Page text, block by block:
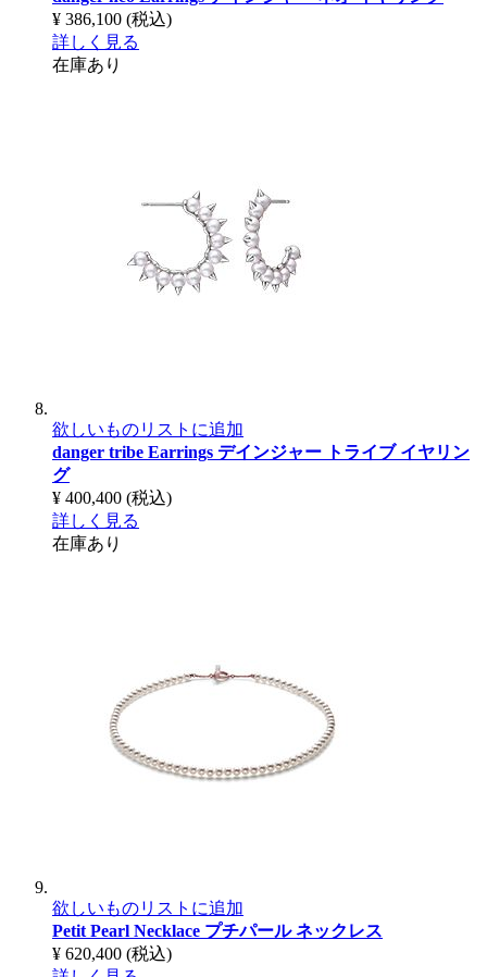
¥ 386,100 (税込)
詳しく見る
在庫あり
欲しいものリストに追加
danger tribe Earrings デインジャー トライブ イヤリン
グ
¥ 400,400 (税込)
詳しく見る
在庫あり
欲しいものリストに追加
Petit Pearl Necklace プチパール ネックレス
¥ 620,400 (税込)